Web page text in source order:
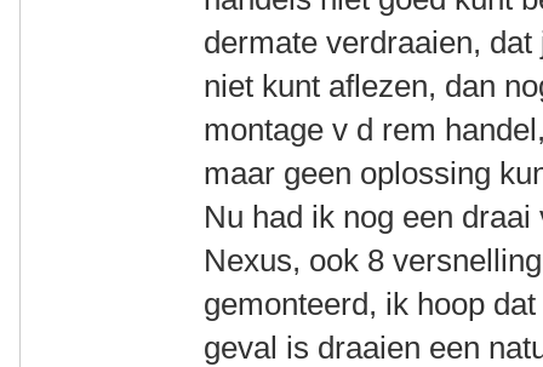
dermate verdraaien,
niet kunt aflezen, dan
montage v d rem
maar geen oplossing
Nu had ik nog een
Nexus, ook 8
gemonteerd, ik hoop
geval is draaien een